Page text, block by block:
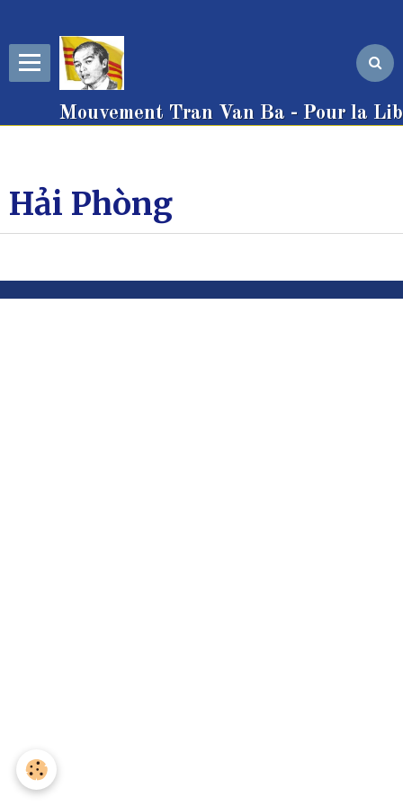
Mouvement Tran Van Ba - Pour la
Hải Phòng